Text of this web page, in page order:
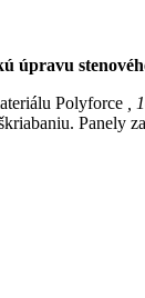
úpravu
Polyforce
,
Panely